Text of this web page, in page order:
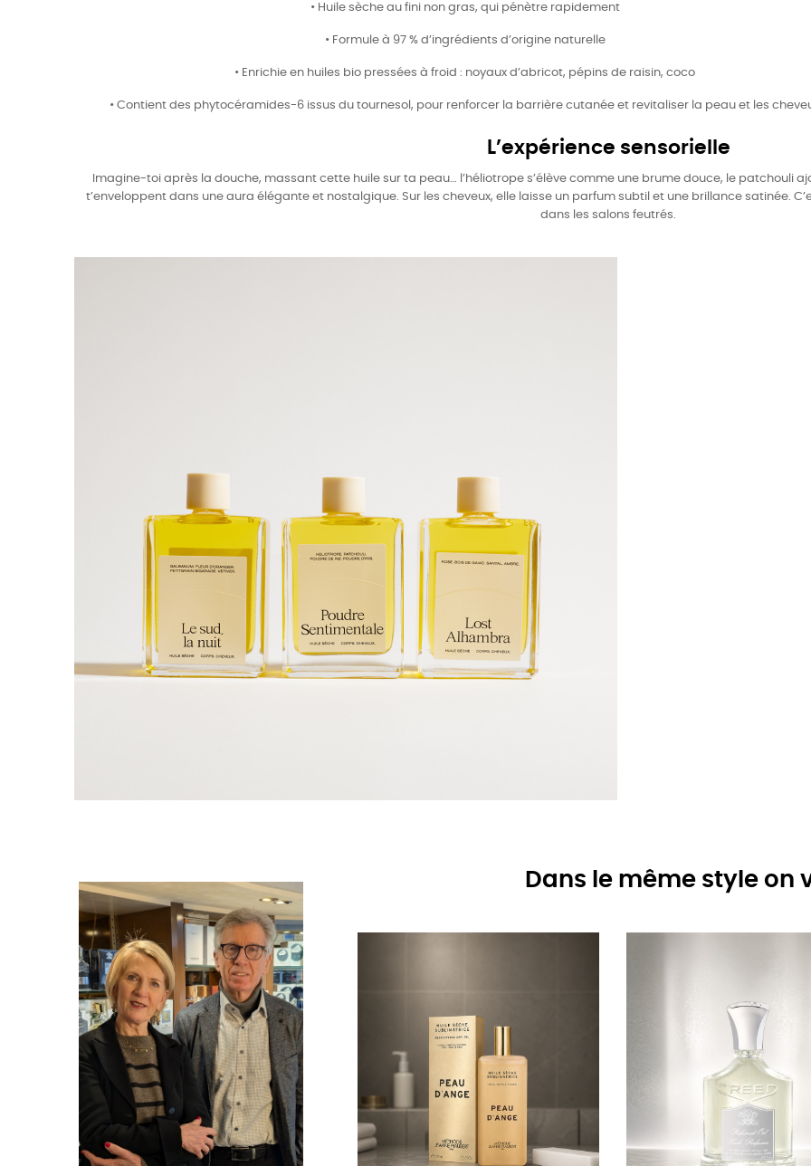
• Huile sèche au fini non gras, qui pénètre rapidement
• Formule à 97 % d’ingrédients d’origine naturelle
• Enrichie en huiles bio pressées à froid : noyaux d’abricot, pépins de raisin, coco
• Contient des phytocéramides-6 issus du tournesol, pour renforcer la barrière cutanée et revitaliser la peau et les
L’expérience sensorielle
Imagine-toi après la douche, massant cette huile sur ta peau… l’héliotrope s’élève comme une brume douce, le patchouli
t’enveloppent dans une aura élégante et nostalgique. Sur les cheveux, elle laisse un parfum subtil et une brillance satinée.
dans les salons feutrés.
Dans le même style on